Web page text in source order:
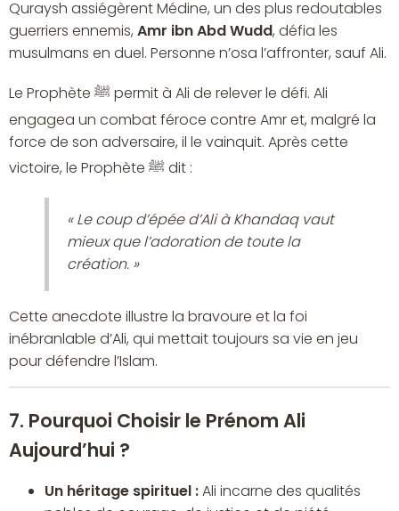
Quraysh assiégèrent Médine, un des plus redoutables
guerriers ennemis, Amr ibn Abd Wudd, défia les
musulmans en duel. Personne n’osa l’affronter, sauf Ali.
Le Prophète ﷺ permit à Ali de relever le défi. Ali
engagea un combat féroce contre Amr et, malgré la
force de son adversaire, il le vainquit. Après cette
victoire, le Prophète ﷺ dit :
« Le coup d’épée d’Ali à Khandaq vaut
mieux que l’adoration de toute la
création. »
Cette anecdote illustre la bravoure et la foi
inébranlable d’Ali, qui mettait toujours sa vie en jeu
pour défendre l’Islam.
7. Pourquoi Choisir le Prénom Ali
Aujourd’hui ?
Un héritage spirituel :Ali incarne des qualités